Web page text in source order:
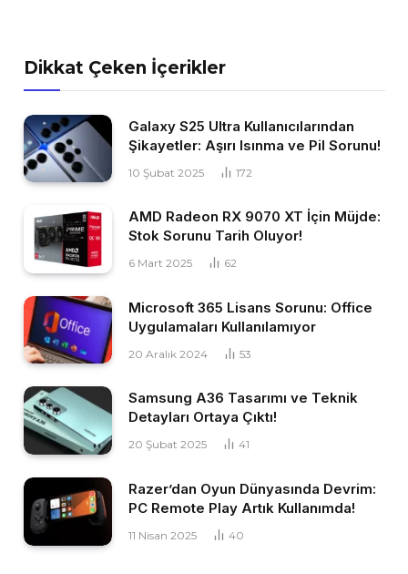
Dikkat Çeken İçerikler
Galaxy S25 Ultra Kullanıcılarından
Şikayetler: Aşırı Isınma ve Pil Sorunu!
10 Şubat 2025 172
AMD Radeon RX 9070 XT İçin Müjde:
Stok Sorunu Tarih Oluyor!
6 Mart 2025 62
Microsoft 365 Lisans Sorunu: Office
Uygulamaları Kullanılamıyor
20 Aralık 2024 53
Samsung A36 Tasarımı ve Teknik
Detayları Ortaya Çıktı!
20 Şubat 2025 41
Razer’dan Oyun Dünyasında Devrim:
PC Remote Play Artık Kullanımda!
11 Nisan 2025 40